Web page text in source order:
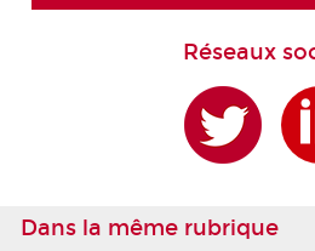
Réseaux
Dans la même rubrique